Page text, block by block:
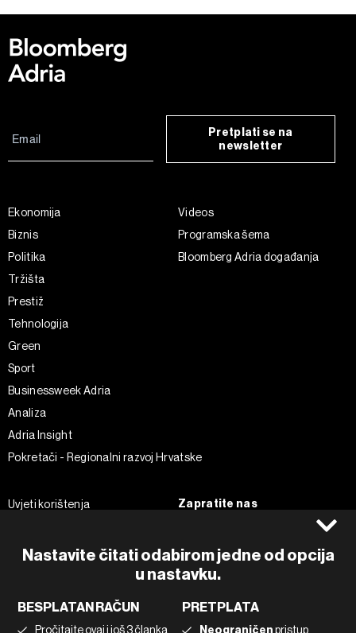
Nastavite čitati odabirom jedne od opcija
u nastavku.
BESPLATAN RAČUN
Pročitajte ovaj i još 3 članka
PRETPLATA
Neograničenpristup
Pretplati se na
newsletter
Ekonomija
Biznis
Politika
Tržišta
Prestiž
Tehnologija
Green
Sport
Businessweek Adria
Analiza
Adria Insight
Pokretači - Regionalni razvoj Hrvatske
Videos
Programska šema
Bloomberg Adria događanja
Uvjeti korištenja
Politika kolačića
Korištenje umjetne inteligencije
Zapratite nas
Instagram
Twitter
Tiktok